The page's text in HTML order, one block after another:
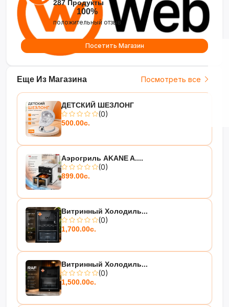
Еще Из Магазина Посмотреть все
ДЕТСКИЙ ШЕЗЛОНГ
(0)
500.00с.
Аэрогриль AKANE A....
(0)
899.00с.
Витринный Холодиль...
(0)
1,700.00с.
Витринный Холодиль...
(0)
1,500.00с.
287 Продукты
100%
положительный отзыв
Посетить Магазин